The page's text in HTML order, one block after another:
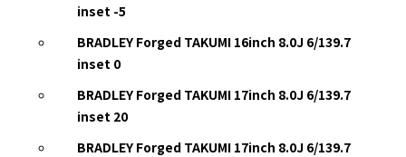
inset -5
BRADLEY Forged TAKUMI 16inch 8.0J 6/139.7
inset 0
BRADLEY Forged TAKUMI 17inch 8.0J 6/139.7
inset 20
BRADLEY Forged TAKUMI 17inch 8.0J 6/139.7